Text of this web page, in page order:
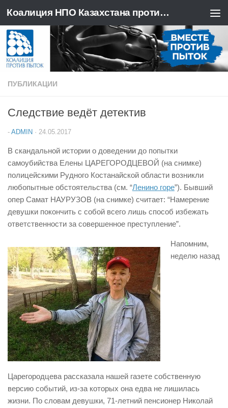
Перейти к содержимому Коалиция НПО Казахстана против пыток
ПУБЛИКАЦИИ
Следствие ведёт детектив
- ADMIN · 24.05.2017
В скандальной истории о доведении до попытки
самоубийства Елены ЦАРЕГОРОДЦЕВОЙ (на снимке)
полицейскими Рудного Костанайской области возникли
любопытные обстоятельства (см. “Ленино горе”). Бывший
опер Самат НАУРУЗОВ (на снимке) считает: “Намерение
девушки покончить с собой всего лишь способ избежать
ответственности за совершенное преступление”.
Напомним,
неделю назад
Царегородцева рассказала нашей газете собственную
версию событий, из-за которых она едва не лишилась
жизни. По словам девушки, 71-летний пенсионер Николай